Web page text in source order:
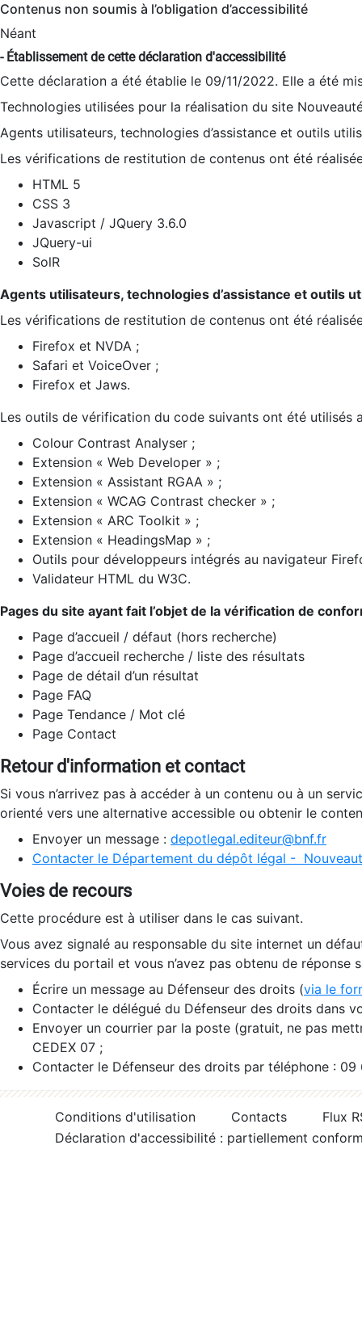
Contenus non soumis à l’obligation d’accessibilité
Néant
- Établissement de cette déclaration d'accessibilité
Cette déclaration a été établie le 09/11/2022. Elle a été
Technologies utilisées pour la réalisation du site
Agents utilisateurs, technologies d’assistance et outils
Les vérifications de restitution de contenus ont été
HTML 5
CSS 3
Javascript / JQuery 3.6.0
JQuery-ui
SolR
Agents utilisateurs, technologies d’assistance et outils
Les vérifications de restitution de contenus ont été
Firefox et NVDA ;
Safari et VoiceOver ;
Firefox et Jaws.
Les outils de vérification du code suivants ont été utilisés
Colour Contrast Analyser ;
Extension « Web Developer » ;
Extension « Assistant RGAA » ;
Extension « WCAG Contrast checker » ;
Extension « ARC Toolkit » ;
Extension « HeadingsMap » ;
Outils pour développeurs intégrés au navigateur
Validateur HTML du W3C.
Pages du site ayant fait l’objet de la vérification de
Page d’accueil / défaut (hors recherche)
Page d’accueil recherche / liste des résultats
Page de détail d’un résultat
Page FAQ
Page Tendance / Mot clé
Page Contact
Retour d'information et contact
Si vous n’arrivez pas à accéder à un contenu ou à un
orienté vers une alternative accessible ou obtenir le
Envoyer un message : depotlegal.editeur@bnf.fr
Contacter le Département du dépôt légal -
Voies de recours
Cette procédure est à utiliser dans le cas suivant.
Vous avez signalé au responsable du site internet un
services du portail et vous n’avez pas obtenu de réponse
Écrire un message au Défenseur des droits (via le
Contacter le délégué du Défenseur des droits dans
Envoyer un courrier par la poste (gratuit, ne pas
CEDEX 07 ;
Contacter le Défenseur des droits par téléphone :
Conditions d'utilisation Contacts
Flux
Déclaration d'accessibilité : partiellement